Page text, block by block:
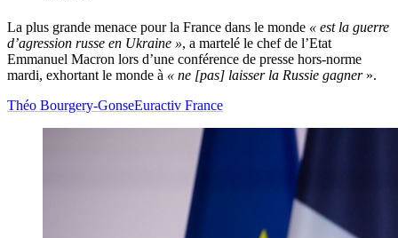
La plus grande menace pour la France dans le monde « est la guerre
d’agression russe en Ukraine », a martelé le chef de l’Etat
Emmanuel Macron lors d’une conférence de presse hors-norme
mardi, exhortant le monde à « ne [pas] laisser la Russie gagner».
Théo Bourgery-GonseEuractiv France